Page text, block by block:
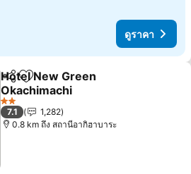
ดูราคา
แชร์ เพิ่มในรายการโปรด
Hotel New Green
Okachimachi
2 ดาว
7.1
1,282
0.8 km ถึง สถานีอากิฮาบาระ